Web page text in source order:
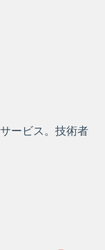
ービス。技術者